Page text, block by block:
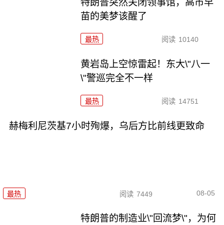
特朗普突然关闭领事馆，高市早
苗的美梦该醒了
最热 阅读 10140
黄岩岛上空惊雷起！东大\"八一
\"警巡完全不一样
最热 阅读 14751
赫梅利尼茨基7小时殉爆，乌后方比前线更致命
最热 阅读 7449 08-05
特朗普的制造业\"回流梦\"，为何